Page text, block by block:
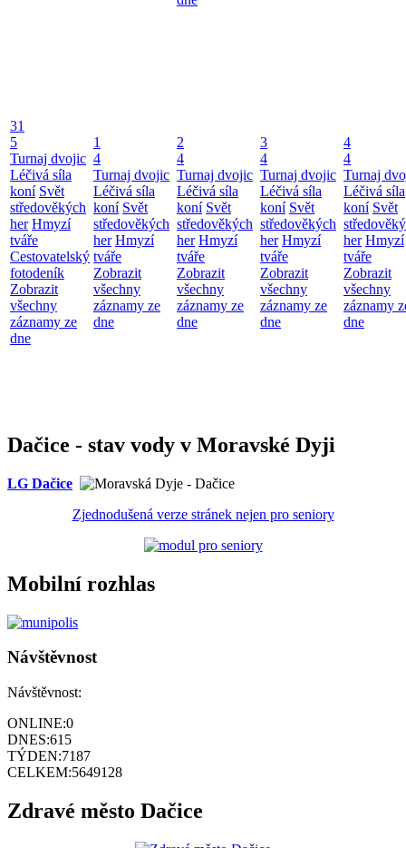
31
5
Turnaj dvojic
Léčivá síla
koní Svět
středověkých
her Hmyzí
tváře
Cestovatelský
fotodeník
Zobrazit
všechny
záznamy ze
dne
1
4
Turnaj dvojic
Léčivá síla
koní Svět
středověkých
her Hmyzí
tváře
Zobrazit
všechny
záznamy ze
dne
2
4
Turnaj dvojic
Léčivá síla
koní Svět
středověkých
her Hmyzí
tváře
Zobrazit
všechny
záznamy ze
dne
3
4
Turnaj dvojic
Léčivá síla
koní Svět
středověkých
her Hmyzí
tváře
Zobrazit
všechny
záznamy ze
dne
4
4
Turnaj
Léčivá síla
koní Svět
her Hmyzí
tváře
Zobrazit
všechny
záznamy
dne
Dačice - stav vody v Moravské Dyji
LG Dačice
Zjednodušená verze stránek nejen pro seniory
Mobilní rozhlas
Návštěvnost
Návštěvnost:
ONLINE:0
DNES:615
TÝDEN:7187
CELKEM:5649128
Zdravé město Dačice